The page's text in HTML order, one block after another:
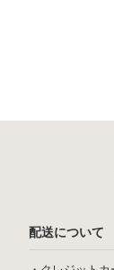
配送について